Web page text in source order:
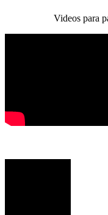
Videos para